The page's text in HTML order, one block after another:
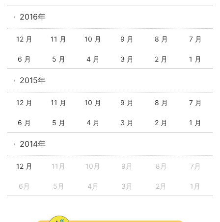
2016年
12 月 11 月 10 月 9 月 8 月 7 月
6 月 5 月 4 月 3 月 2 月 1 月
2015年
12 月 11 月 10 月 9 月 8 月 7 月
6 月 5 月 4 月 3 月 2 月 1 月
2014年
12 月 11月 10月 9月 8月 7月
6月 5月 4月 3月 2月 1月